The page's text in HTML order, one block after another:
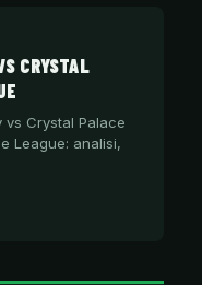
CRYSTAL
vs Crystal Palace
League: analisi,